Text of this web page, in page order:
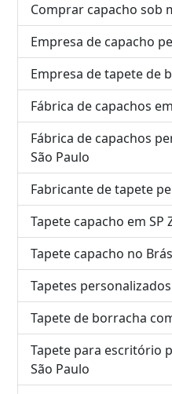
Comprar capacho sob
Empresa de capacho
Empresa de tapete de
Fábrica de capachos
Fábrica de capachos
São Paulo
Fabricante de tapete
Tapete capacho em SP
Tapete capacho no Brás
Tapetes
Tapete de borracha
Tapete para escritório
São Paulo